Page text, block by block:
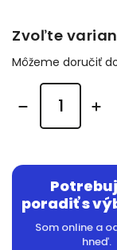
Zvoľte
Môžeme doručiť
poradiť s
Som online a
hneď.